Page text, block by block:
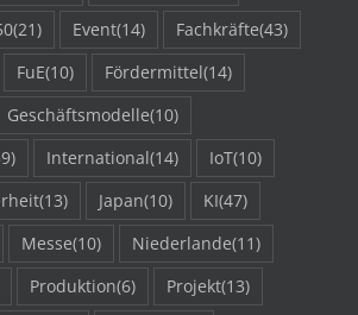
(21) Event(14) Fachkräfte(43)
FuE(10) Fördermittel(14)
Geschäftsmodelle(10)
International(14) IoT(10)
(13) Japan(10) KI(47)
Messe(10) Niederlande(11)
Produktion(6) Projekt(13)